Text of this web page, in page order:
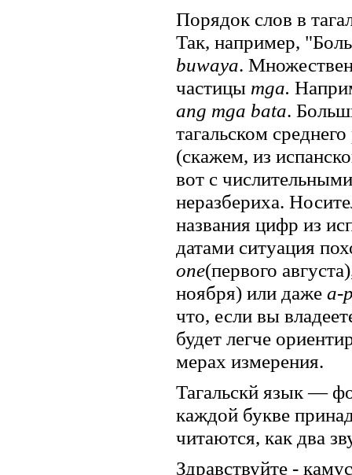
Порядок слов в
Так, например,
buwaya.
частицы mga.
ang mga bata.
тагальском
(скажем, из
вот с
неразбериха.
названия цифр из
датами ситуация
one(первого
ноября) или даже a-
что, если вы
будет легче
мерах измерения.
Тагальскй язык —
каждой букве
читаются, как два
Здравствуйте -